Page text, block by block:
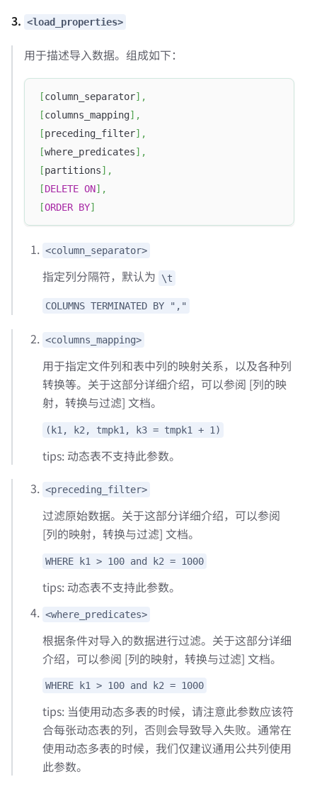
3. <load_properties>
用于描述导入数据。组成如下：
[column_separator] ,
[columns_mapping] ,
[preceding_filter] ,
[where_predicates] ,
[partitions] ,
[DELETE ON] ,
[ORDER BY]
<column_separator>
指定列分隔符，默认为 \t
COLUMNS TERMINATED BY ","
<columns_mapping>
用于指定文件列和表中列的映射关系，以及各种列
转换等。关于这部分详细介绍，可以参阅 [列的映
射，转换与过滤] 文档。
(k1, k2, tmpk1, k3 = tmpk1 + 1)
tips: 动态表不支持此参数。
<preceding_filter>
过滤原始数据。关于这部分详细介绍，可以参阅
[列的映射，转换与过滤] 文档。
WHERE k1 > 100 and k2 = 1000
tips: 动态表不支持此参数。
<where_predicates>
根据条件对导入的数据进行过滤。关于这部分详细
介绍，可以参阅 [列的映射，转换与过滤] 文档。
WHERE k1 > 100 and k2 = 1000
tips: 当使用动态多表的时候，请注意此参数应该符
合每张动态表的列，否则会导致导入失败。通常在
使用动态多表的时候，我们仅建议通用公共列使用
此参数。